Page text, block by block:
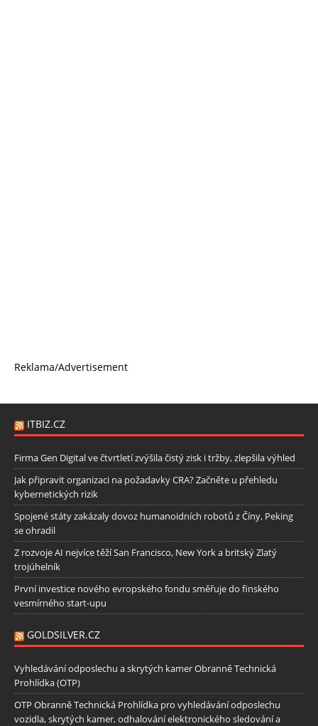
Reklama/Advertisement
ITBIZ.CZ
Firma Gen Digital ve čtvrtletí zvýšila čistý zisk i tržby, zlepšila výhled
Jak připravit organizaci na požadavky CRA? Začněte u přehledu
kybernetických rizik
Spojené státy zakázaly dovoz humanoidních robotů z Číny, Peking
se ohradil
Z rozvoje AI nejvíce těží San Francisco, New York a britský Zlatý
trojúhelník
První investice nového evropského fondu směřuje do finského
vesmírného start-upu
GOLDSILVER.CZ
Vyhledávání odposlechu a skrytých kamer Obranně Technická
Prohlídka (OTP)
OTP Obranně Technická Prohlídka pro vyhledávání odposlechu
vozidla, skrytých kamer, odhalování elektronického sledování a